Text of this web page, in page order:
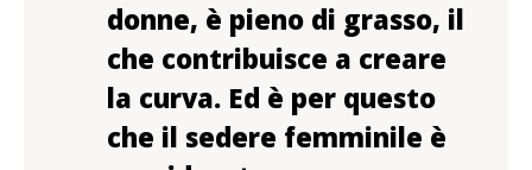
donne, è pieno di grasso, il
che contribuisce a creare
la curva. Ed è per questo
che il sedere femminile è